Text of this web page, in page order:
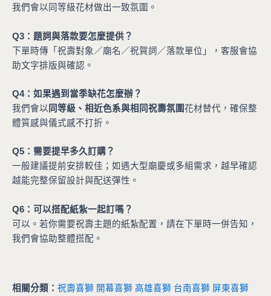
我們會以同等級花材做出一致氛圍。
Q3：題詞與落款要怎麼提供？
下單時傳「祝壽對象／廟名／祝賀詞／落款單位」，客服會協
助文字排版與確認。
Q4：如果遇到當季缺花怎麼辦？
我們會以 同等級、相近色系與相同祝壽氛圍花材替代，確保整
體質感與儀式感不打折。
Q5：需要提早多久訂購？
一般建議提前安排較佳；如遇大型廟慶或多組需求，越早確認
越能完整保留設計與配送彈性。
Q6：可以搭配紙紮一起訂嗎？
可以。若你需要祝壽主題的紙紮配置，請在下單時一併告知，
我們會協助整體搭配。
相關分類： 祝壽喜獅 開幕喜獅 高雄喜獅 台南喜獅 屏東喜獅